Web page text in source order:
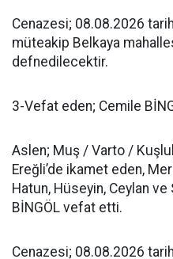
Cenazesi; 08.08.2026
müteakip Belkaya
defnedilecektir.
3-Vefat eden; Cemile
Aslen; Muş / Varto /
Ereğli’de ikamet eden,
Hatun, Hüseyin, Ceylan
BİNGÖL vefat etti.
Cenazesi; 08.08.2026